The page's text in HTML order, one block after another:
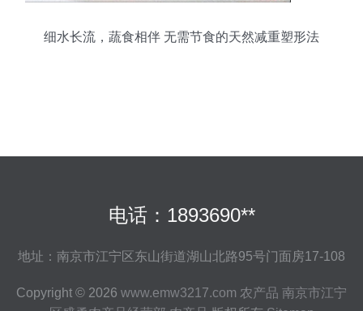
细水长流，蔬食相伴 无需节食的天然减重塑形法
电话：1893690**
地址：南京市江宁区东山街道湖山北路95号门面房17-108
Copyright © 2026 www.emw3217.com 农产品 南京市江宁